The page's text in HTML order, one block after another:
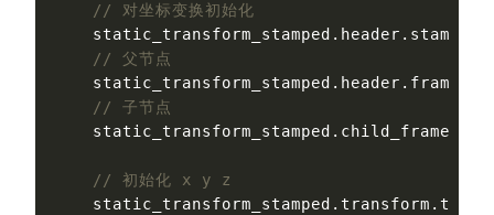
// 对坐标变换初始化
static_transform_stamped . header . stamp
// 父节点
static_transform_stamped . header . frame_id
// 子节点
static_transform_stamped . child_frame_id
// 初始化 x y z
static_transform_stamped . transform .